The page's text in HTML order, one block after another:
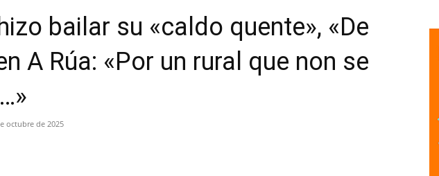
bailar su «caldo quente», «De
A Rúa: «Por un rural que non se
octubre de 2025